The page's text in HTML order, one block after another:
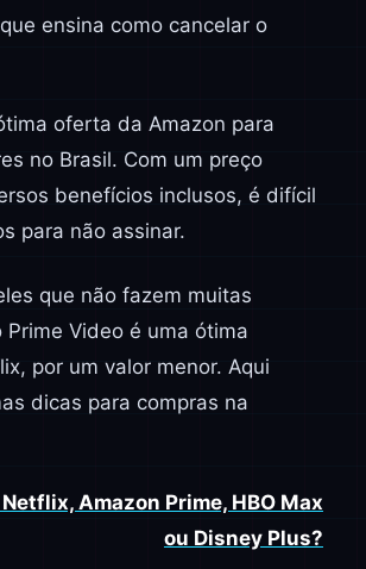
ensina como cancelar o
oferta da Amazon para
no Brasil. Com um preço
benefícios inclusos, é difícil
para não assinar.
que não fazem muitas
Prime Video é uma ótima
por um valor menor. Aqui
dicas para compras na
Amazon Prime, HBO Max
ou Disney Plus?